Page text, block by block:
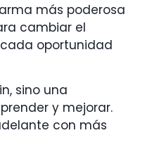
más poderosa
cambiar el
oportunidad
sino una
y mejorar.
con más